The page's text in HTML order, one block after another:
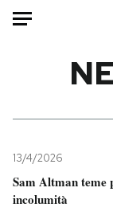
Mondo
Politica
Tecnologia
13/4/2026
Sam Altman teme
incolumità